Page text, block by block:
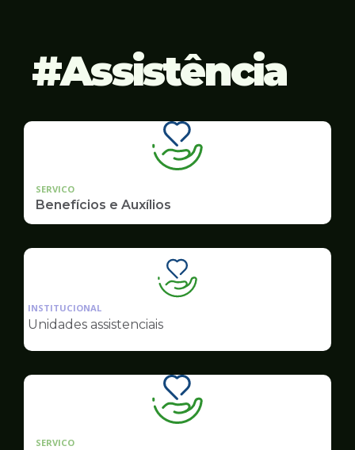
Assistência
SERVICO
Benefícios e Auxílios
Ilustração
da
Assistência
INSTITUCIONAL
Unidades assistenciais
SERVICO